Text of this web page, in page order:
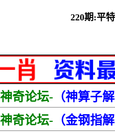
220期:平
奇论坛- （神算子
奇论坛- （金钢指